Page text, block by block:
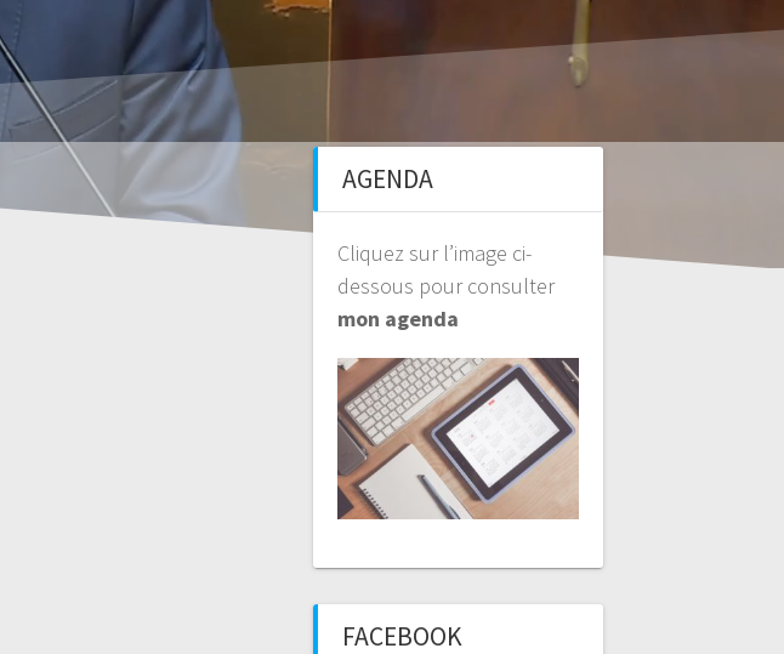
AGENDA
Cliquez sur l’image ci-
dessous pour consulter
mon agenda
FACEBOOK